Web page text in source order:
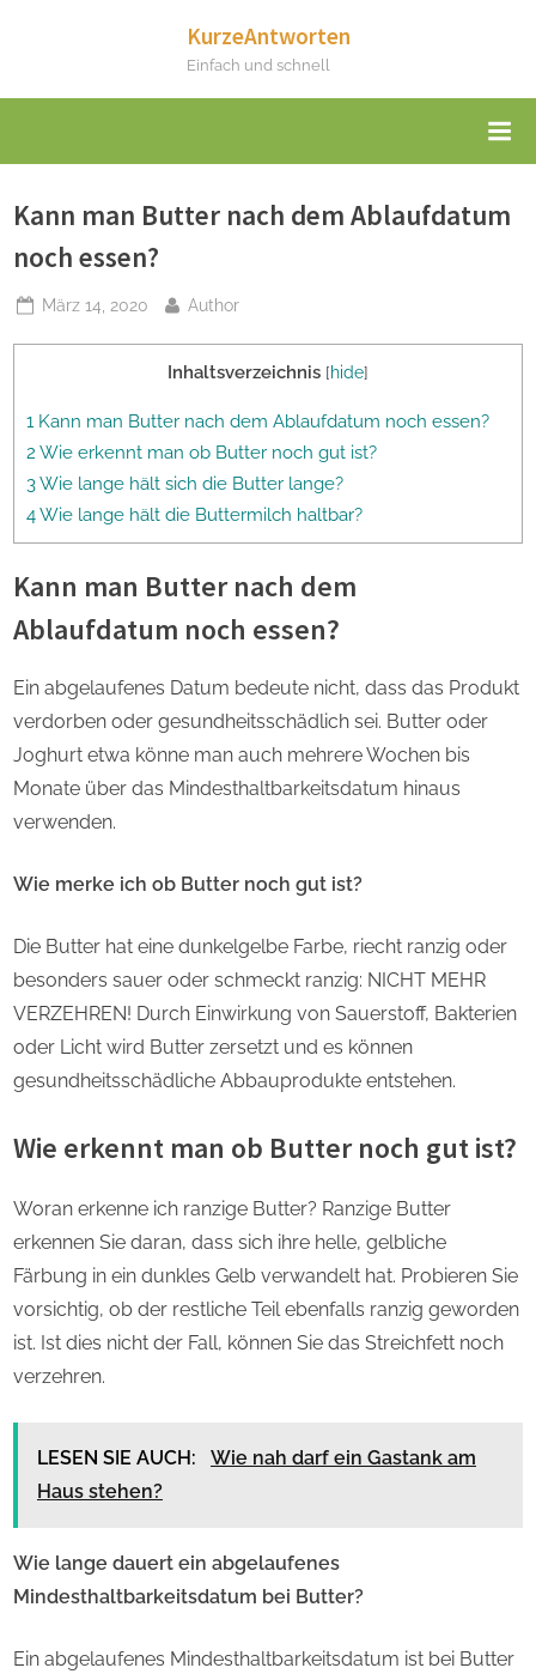
KurzeAntworten
Einfach und schnell
Kann man Butter nach dem Ablaufdatum
noch essen?
Posted
März 14, 2020 By
Author
Inhaltsverzeichnis [hide]
1 Kann man Butter nach dem Ablaufdatum noch essen?
2 Wie erkennt man ob Butter noch gut ist?
3 Wie lange hält sich die Butter lange?
4 Wie lange hält die Buttermilch haltbar?
Kann man Butter nach dem
Ablaufdatum noch essen?
Ein abgelaufenes Datum bedeute nicht, dass das Produkt
verdorben oder gesundheitsschädlich sei. Butter oder
Joghurt etwa könne man auch mehrere Wochen bis
Monate über das Mindesthaltbarkeitsdatum hinaus
verwenden.
Wie merke ich ob Butter noch gut ist?
Die Butter hat eine dunkelgelbe Farbe, riecht ranzig oder
besonders sauer oder schmeckt ranzig: NICHT MEHR
VERZEHREN! Durch Einwirkung von Sauerstoff, Bakterien
oder Licht wird Butter zersetzt und es können
gesundheitsschädliche Abbauprodukte entstehen.
Wie erkennt man ob Butter noch gut ist?
Woran erkenne ich ranzige Butter? Ranzige Butter
erkennen Sie daran, dass sich ihre helle, gelbliche
Färbung in ein dunkles Gelb verwandelt hat. Probieren Sie
vorsichtig, ob der restliche Teil ebenfalls ranzig geworden
ist. Ist dies nicht der Fall, können Sie das Streichfett noch
verzehren.
LESEN SIE AUCH:
Wie nah darf ein Gastank am
Haus stehen?
Wie lange dauert ein abgelaufenes
Mindesthaltbarkeitsdatum bei Butter?
Ein abgelaufenes Mindesthaltbarkeitsdatum ist bei Butter